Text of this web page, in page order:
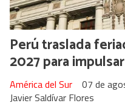
Perú traslada
2027 para
Javier Saldívar Flores
América del Sur 07 de